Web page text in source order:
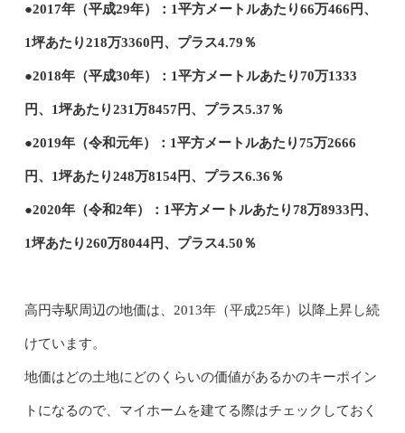
●2017年（平成29年）：1平方メートルあたり66万466円、
1坪あたり218万3360円、プラス4.79％
●2018年（平成30年）：1平方メートルあたり70万1333
円、1坪あたり231万8457円、プラス5.37％
●2019年（令和元年）：1平方メートルあたり75万2666
円、1坪あたり248万8154円、プラス6.36％
●2020年（令和2年）：1平方メートルあたり78万8933円、
1坪あたり260万8044円、プラス4.50％
高円寺駅周辺の地価は、2013年（平成25年）以降上昇し続
けています。
地価はどの土地にどのくらいの価値があるかのキーポイン
トになるので、マイホームを建てる際はチェックしておく